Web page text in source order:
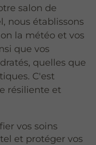
salon de
nous établissons
la météo et vos
que vos
quelles que
C'est
résiliente et
vos soins
et protéger vos